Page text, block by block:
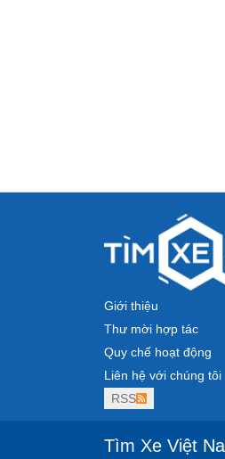
Giới thiệu
Thư mời hợp tác
Quy chế hoạt động
Liên hệ với chúng tôi
RSS
Tìm Xe Việt